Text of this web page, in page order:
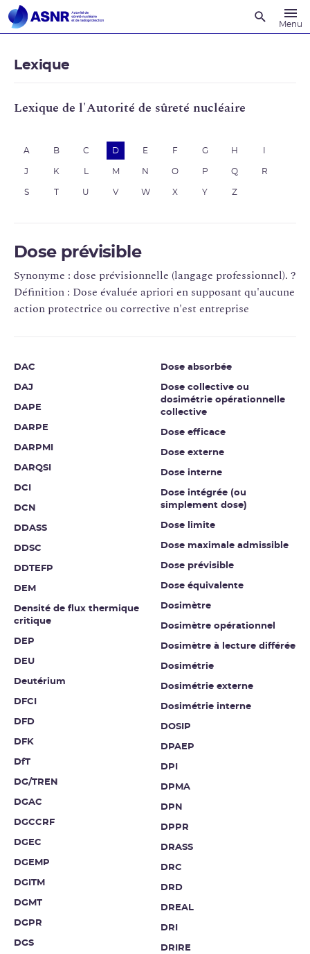
Menu
Lexique
Lexique de l'Autorité de sûreté nucléaire
A B C D E F G H
J K M N O P Q R
S U V W X Y Z
Dose prévisible
Synonyme : dose prévisionnelle (langage professionnel). ?
Définition : Dose évaluée apriori en supposant qu'aucune
action protectrice ou corrective n'est entreprise
DAC
DAJ
DAPE
DARPE
DARPMI
DARQSI
DCI
DCN
DDASS
DDSC
DDTEFP
DEM
Densité de flux thermique
critique
DEP
DEU
Deutérium
DFCI
DFD
DFK
DfT
DG/TREN
DGAC
DGCCRF
DGEC
DGEMP
DGITM
DGMT
DGPR
DGS
Dose absorbée
Dose collective ou
dosimétrie opérationnelle
collective
Dose efficace
Dose externe
Dose interne
Dose intégrée (ou
simplement dose)
Dose limite
Dose maximale admissible
Dose prévisible
Dose équivalente
Dosimètre
Dosimètre opérationnel
Dosimètre à lecture différée
Dosimétrie
Dosimétrie externe
Dosimétrie interne
DOSIP
DPAEP
DPI
DPMA
DPN
DPPR
DRASS
DRC
DRD
DREAL
DRI
DRIRE